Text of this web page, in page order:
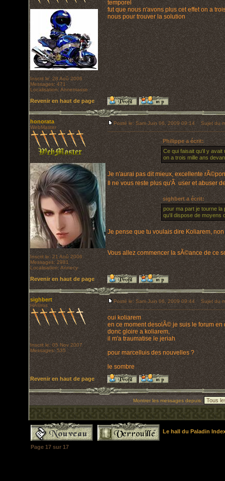
Inscrit le: 28 Aoû 2006
Messages: 471
Localisation: Annemasse
temporel
fut que nous n'avons plus cet effet on a
nous pour trouver la solution
Revenir en haut de page
honorata
WebMaster
Inscrit le: 21 Aoû 2006
Messages: 2981
Localisation: Annecy
Posté le: Sam Juin 06, 2009 09:14 Sujet du
Philippe a écrit:
Ce qui faisait qu'il y
on a trois mille ans
Je n'aurai pas dit mieux, excellente
Il ne vous reste plus qu'Ã user et abuser
sighbert a écrit:
pour ma part je tourne
qu'il dispose de moyens
Je pense que tu voulais dire Koliarem, non
Vous allez commencer la sÃ©ance de ce
Revenir en haut de page
sighbert
HÃ©ros
Inscrit le: 05 Nov 2007
Messages: 535
Posté le: Sam Juin 06, 2009 09:44 Sujet du
oui koliarem
en ce moment desolÃ© je suis le forum en
donc gloire a koliarem,
il m'a traumatise le jeriah
pour marcelluis des nouvelles ?
le sombre
Revenir en haut de page
Montrer les messages depuis:
Le hall du Paladin
Page 17sur 17